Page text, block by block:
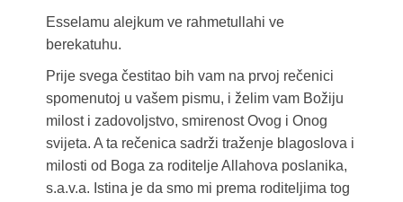
Esselamu alejkum ve rahmetullahi ve
berekatuhu.
Prije svega čestitao bih vam na prvoj rečenici
spomenutoj u vašem pismu, i želim vam Božiju
milost i zadovoljstvo, smirenost Ovog i Onog
svijeta. A ta rečenica sadrži traženje blagoslova i
milosti od Boga za roditelje Allahova poslanika,
s.a.v.a. Istina je da smo mi prema roditeljima tog